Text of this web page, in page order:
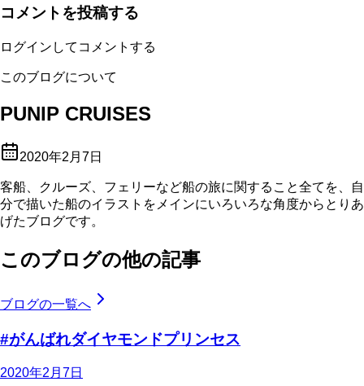
コメントを投稿する
ログインしてコメントする
このブログについて
PUNIP CRUISES
2020年2月7日
客船、クルーズ、フェリーなど船の旅に関すること全てを、自
分で描いた船のイラストをメインにいろいろな角度からとりあ
げたブログです。
このブログの他の記事
ブログの一覧へ
#がんばれダイヤモンドプリンセス
2020年2月7日